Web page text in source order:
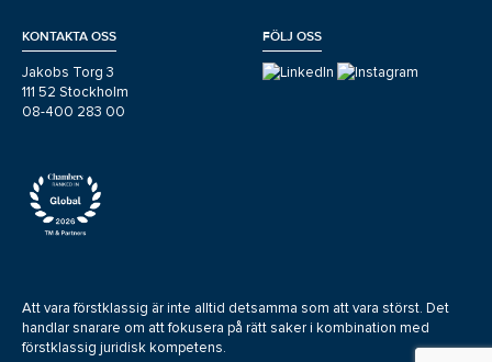
KONTAKTA OSS
Jakobs Torg 3
111 52 Stockholm
08-400 283 00
FÖLJ OSS
Att vara förstklassig är inte alltid detsamma som att vara störst. Det
handlar snarare om att fokusera på rätt saker i kombination med
förstklassig juridisk kompetens.